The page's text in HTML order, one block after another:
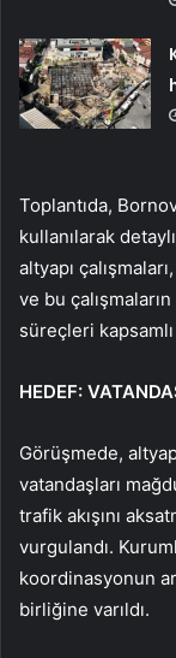
Toplantıda,
kullanılarak
altyapı
ve bu
süreçleri
HEDEF:
Görüşmede,
vatandaşları
trafik akışını
vurgulandı.
koordinasyonun
birliğine varıldı.